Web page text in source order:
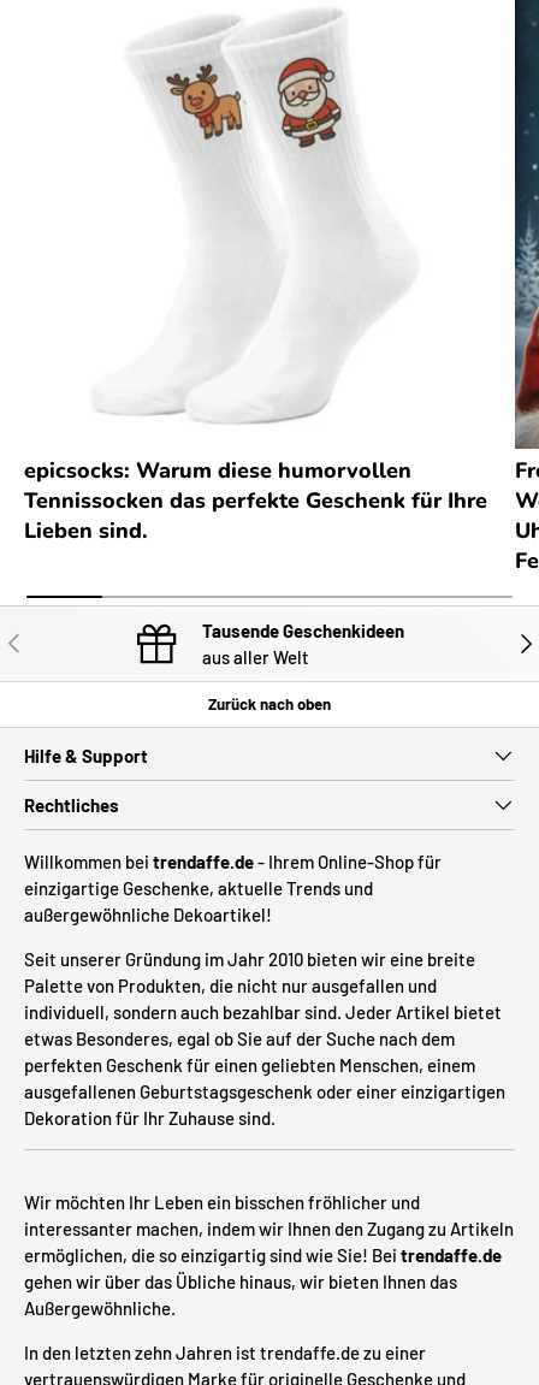
epicsocks: Warum diese humorvollen
Tennissocken das perfekte Geschenk für Ihre
Lieben sind.
VORHERIGE
Tausende Geschenkideen
aus aller Welt
Zurück nach oben
Hilfe & Support
Rechtliches
Willkommen bei trendaffe.de- Ihrem Online-Shop für
einzigartige Geschenke, aktuelle Trends und
außergewöhnliche Dekoartikel!
Seit unserer Gründung im Jahr 2010 bieten wir eine breite
Palette von Produkten, die nicht nur ausgefallen und
individuell, sondern auch bezahlbar sind. Jeder Artikel bietet
etwas Besonderes, egal ob Sie auf der Suche nach dem
perfekten Geschenk für einen geliebten Menschen, einem
ausgefallenen Geburtstagsgeschenk oder einer einzigartigen
Dekoration für Ihr Zuhause sind.
Wir möchten Ihr Leben ein bisschen fröhlicher und
interessanter machen, indem wir Ihnen den Zugang zu Artikeln
ermöglichen, die so einzigartig sind wie Sie! Bei trendaffe.de
gehen wir über das Übliche hinaus, wir bieten Ihnen das
Außergewöhnliche.
In den letzten zehn Jahren ist trendaffe.de zu einer
vertrauenswürdigen Marke für originelle Geschenke und